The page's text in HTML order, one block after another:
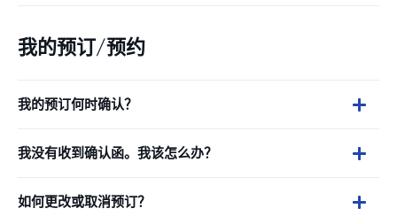
我的预订/预约
我的预订何时确认？
我没有收到确认函。我该怎么办？
如何更改或取消预订？